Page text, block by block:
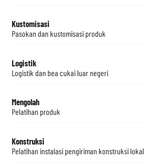
Kustomisasi
Pasokan dan kustomisasi produk
Logistik
Logistik dan bea cukai luar negeri
Mengolah
Pelatihan produk
Konstruksi
Pelatihan instalasi pengiriman konstruksi lokal